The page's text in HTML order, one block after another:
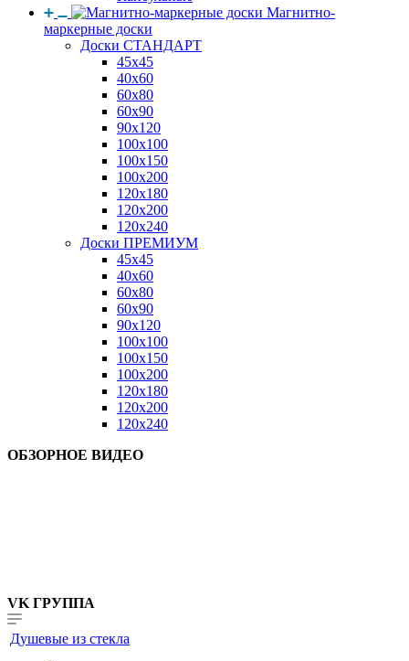
Магнитно-
маркерные доски
Доски СТАНДАРТ
45x45
40x60
60x80
60x90
90x120
100x100
100x150
100x200
120x180
120x200
120x240
Доски ПРЕМИУМ
45x45
40x60
60x80
60x90
90x120
100x100
100x150
100x200
120x180
120x200
120x240
ОБЗОРНОЕ ВИДЕО
VK ГРУППА
Душевые из стекла